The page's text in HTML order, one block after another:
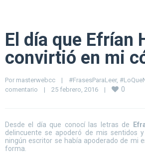
El día que Efrían
convirtió en mi
Por masterwebcc | #FrasesParaLeer,
comentario
| 25 febrero, 2016 | 0
Desde el día que conocí las letras de
delincuente se apoderó de mis sentidos
ningún escritor se había apoderado de mi
forma.